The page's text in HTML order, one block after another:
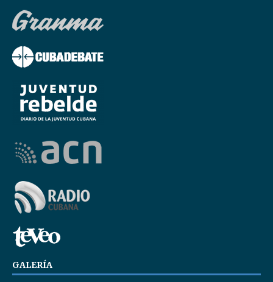
GALERÍA